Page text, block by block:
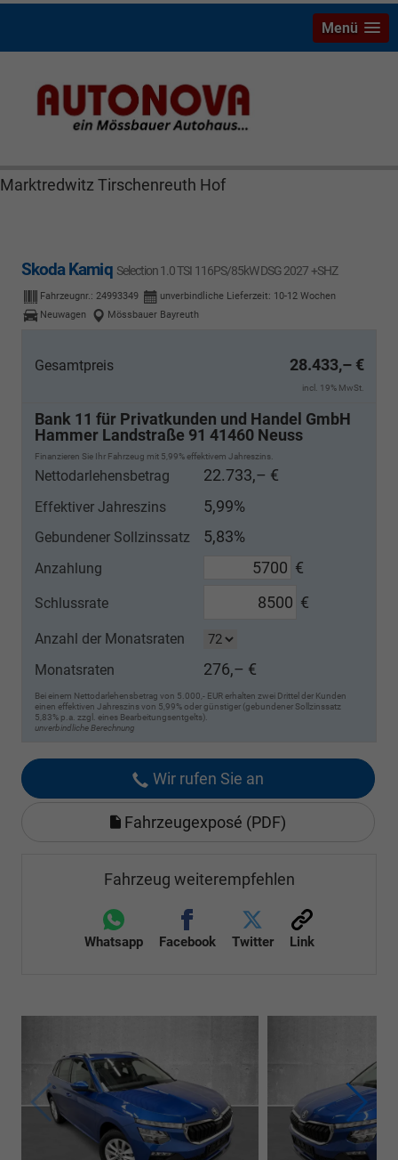
Skoda Kamiq Bayreuth Nützel Mössbauer Autonova
Brucker Räthel MGS Autohaus günstig Finanzierung
Marktredwitz Tirschenreuth Hof
Menü
Skoda Kamiq Selection 1.0 TSI 116PS/85kW DSG 2027 +SHZ
Fahrzeugnr.: 24993349
unverbindliche Lieferzeit: 10-12 Wochen
Neuwagen
Mössbauer Bayreuth
Gesamtpreis 28.433,– €
incl. 19% MwSt.
Bank 11 für Privatkunden und Handel GmbH
Hammer Landstraße 91 41460 Neuss
Finanzieren Sie Ihr Fahrzeug mit 5,99% effektivem Jahreszins.
Nettodarlehensbetrag 22.733,– €
Effektiver Jahreszins 5,99%
Gebundener Sollzinssatz 5,83%
Anzahlung €
Schlussrate €
Anzahl der Monatsraten
Monatsraten
276,– €
Bei einem Nettodarlehensbetrag von 5.000,- EUR erhalten zwei Drittel der Kunden
einen effektiven Jahreszins von 5,99% oder günstiger (gebundener Sollzinssatz
5,83% p.a. zzgl. eines Bearbeitungsentgelts).
unverbindliche Berechnung
Wir rufen Sie an
Fahrzeugexposé (PDF)
Fahrzeug weiterempfehlen
Whatsapp Facebook Twitter Link